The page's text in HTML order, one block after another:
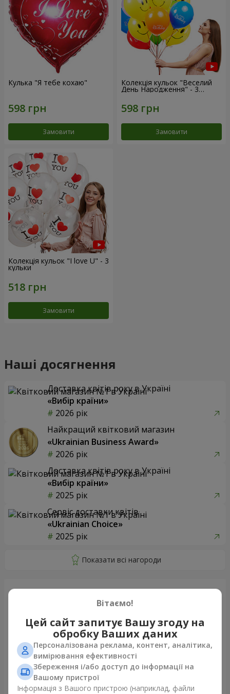
Кулька "Я тебе кохаю"
Замовити
Колекція кульок "Веселий
День Народження" - 3
кульки
Замовити
Колекція кульок "I love U" - 3
кульки
Замовити
Наші досягнення
Доставка квітів року в Україні
«Вибір країни»
2026 рік
Найкращий квітковий магазин
«Ukrainian Business Award»
2026 рік
Доставка квітів року в Україні
«Вибір країни»
2025 рік
Сервіс доставки квітів
«Ukrainian Choice»
2025 рік
Вітаємо!
Цей сайт запитує Вашу згоду на
обробку Ваших даних
Персоналізована реклама, контент, аналітика,
вимірювання ефективності
Збереження і/або доступ до інформації на
Вашому пристрої
Інформація з Вашого пристрою (наприклад, файли